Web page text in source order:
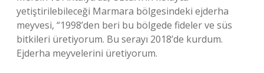
yetiştirilebileceği Marmara bölgesindeki ejderha
meyvesi, “1998’den beri bu bölgede fideler ve süs
bitkileri üretiyorum. Bu serayı 2018’de kurdum.
Ejderha meyvelerini üretiyorum.